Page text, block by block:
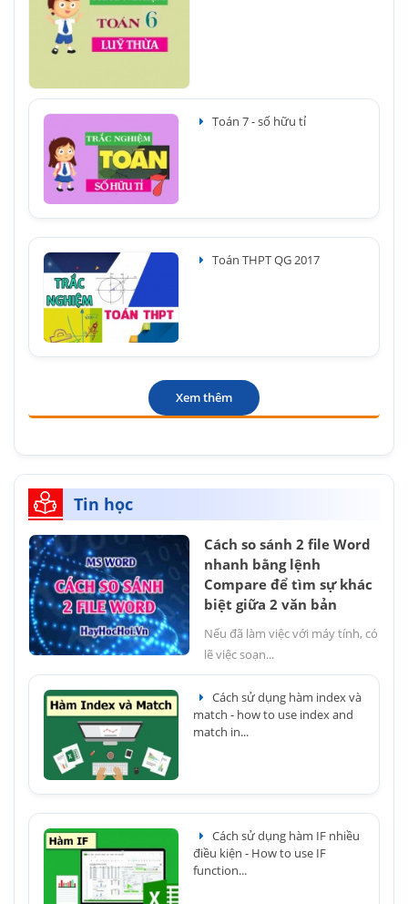
Toán 7 - số hữu tỉ
Toán THPT QG 2017
Xem thêm
Tin học
Cách so sánh 2 file Word
nhanh bằng lệnh
Compare để tìm sự khác
biệt giữa 2 văn bản
Nếu đã làm việc với máy tính, có
lẽ việc soạn...
Cách sử dụng hàm index và
match - how to use index and
match in...
Cách sử dụng hàm IF nhiều
điều kiện - How to use IF
function...